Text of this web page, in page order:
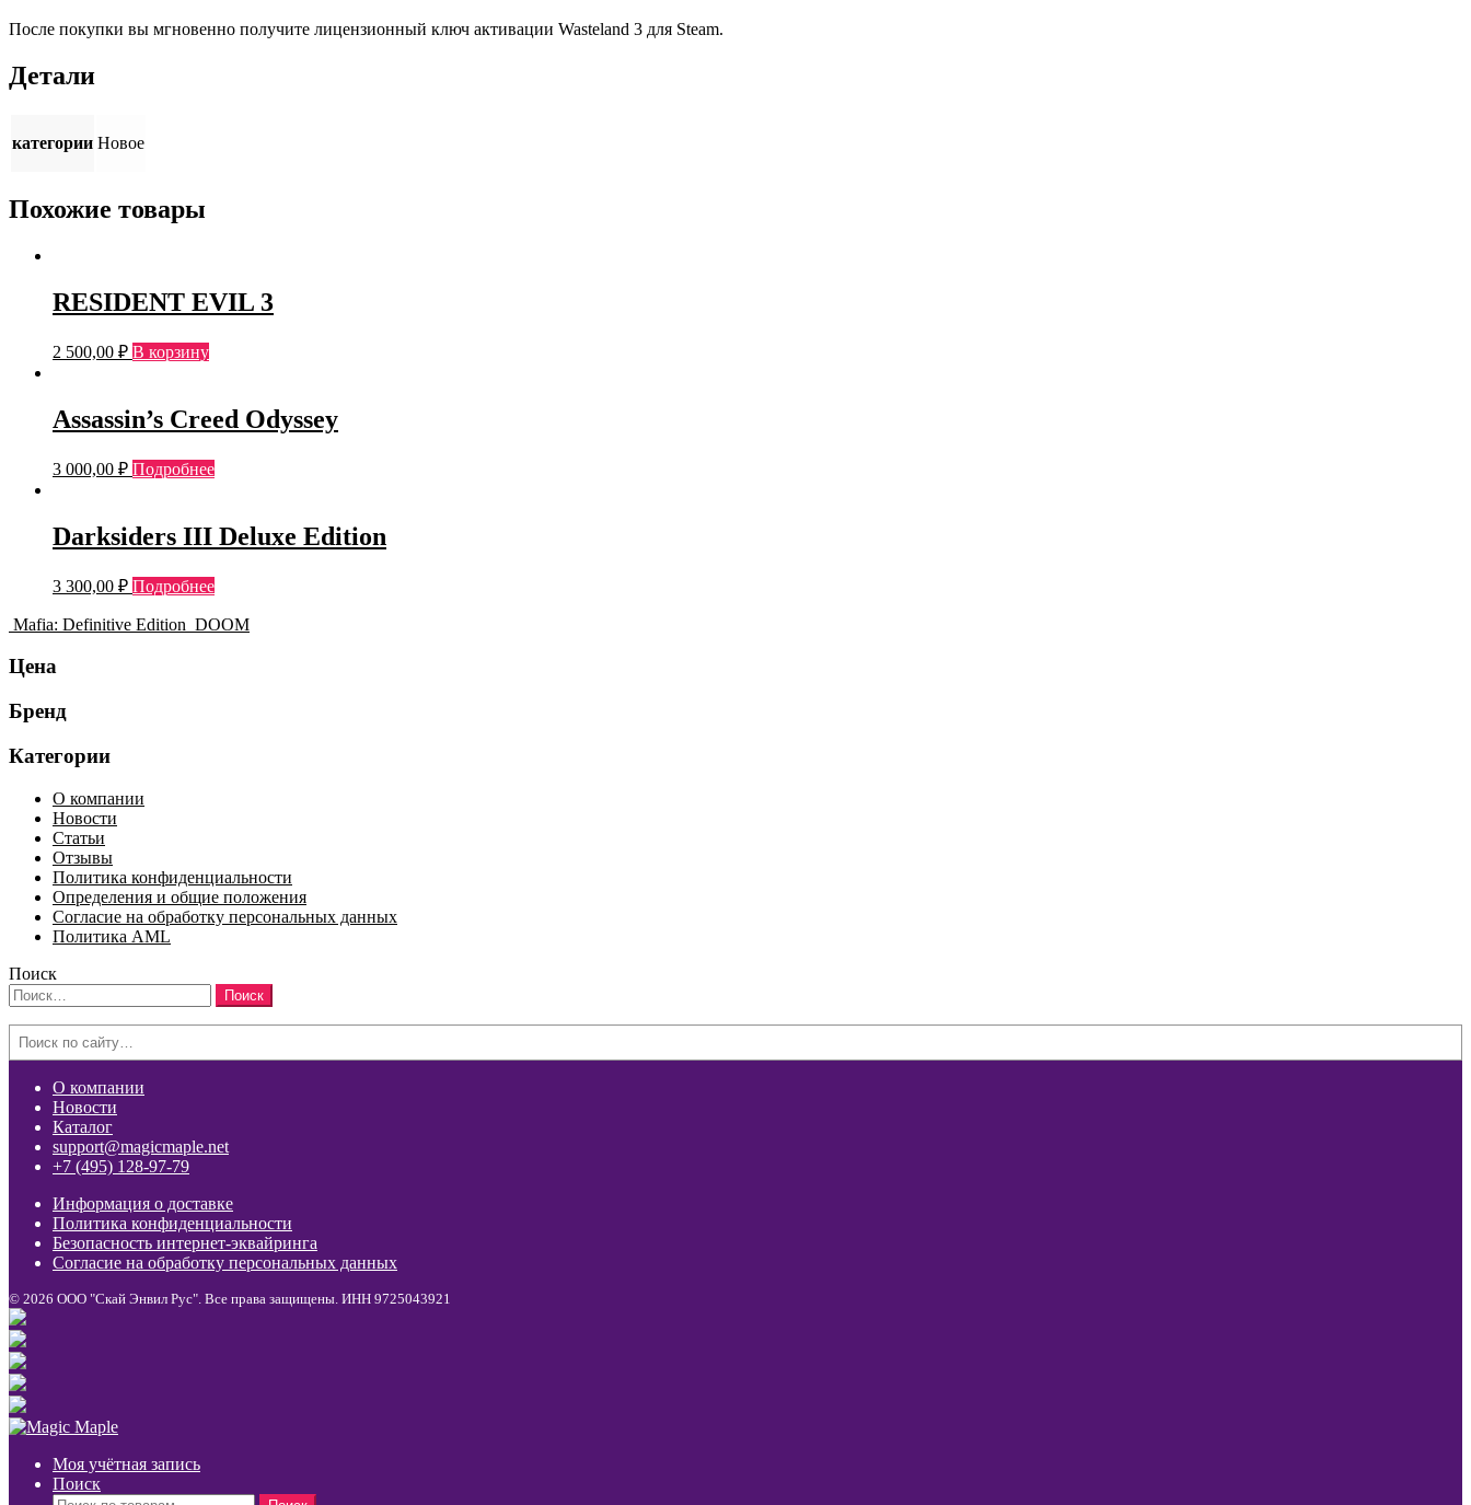
После покупки вы мгновенно получите лицензионный ключ активации Wasteland 3 для Steam.
Детали
категории Новое
Похожие товары
RESIDENT EVIL 3
2 500,00 ₽ В корзину
Assassin’s Creed Odyssey
3 000,00 ₽ Подробнее
Darksiders III Deluxe Edition
3 300,00 ₽ Подробнее
Mafia: Definitive Edition DOOM
Цена
Бренд
Категории
О компании
Новости
Статьи
Отзывы
Политика конфиденциальности
Определения и общие положения
Согласие на обработку персональных данных
Политика AML
Поиск
Найти:
Search
О компании
Новости
Каталог
support@magicmaple.net
+7 (495) 128-97-79
Информация о доставке
Политика конфиденциальности
Безопасность интернет-эквайринга
Согласие на обработку персональных данных
© 2026 ООО "Скай Энвил Рус". Все права защищены. ИНН 9725043921
Моя учётная запись
Поиск